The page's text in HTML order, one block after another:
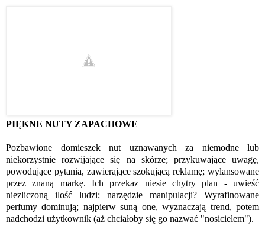
PIĘKNE NUTY ZAPACHOWE
Pozbawione domieszek nut uznawanych za niemodne lub
niekorzystnie rozwijające się na skórze; przykuwające uwagę,
powodujące pytania, zawierające szokującą reklamę; wylansowane
przez znaną markę. Ich przekaz niesie chytry plan - uwieść
niezliczoną ilość ludzi; narzędzie manipulacji? Wyrafinowane
perfumy dominują; najpierw suną one, wyznaczają trend, potem
nadchodzi użytkownik (aż chciałoby się go nazwać "nosicielem").